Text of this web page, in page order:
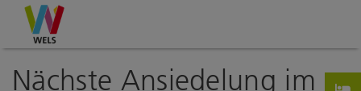
Zum Inhalt
Zur Navigation
Zum Seitenanfang
Nächste Ansiedelung im